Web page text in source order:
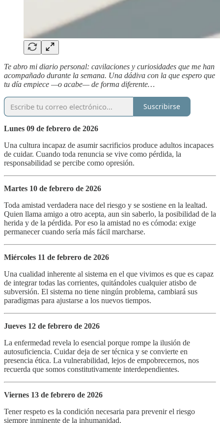
Te abro mi diario personal: cavilaciones y curiosidades que me han
acompañado durante la semana. Una dádiva con la que espero que
tu día empiece —o acabe— de forma diferente…
Suscribirse
Lunes 09 de febrero de 2026
Una cultura incapaz de asumir sacrificios produce adultos incapaces
de cuidar. Cuando toda renuncia se vive como pérdida, la
responsabilidad se percibe como opresión.
Martes 10 de febrero de 2026
Toda amistad verdadera nace del riesgo y se sostiene en la lealtad.
Quien llama amigo a otro acepta, aun sin saberlo, la posibilidad de la
herida y de la pérdida. Por eso la amistad no es cómoda: exige
permanecer cuando sería más fácil marcharse.
Miércoles 11 de febrero de 2026
Una cualidad inherente al sistema en el que vivimos es que es capaz
de integrar todas las corrientes, quitándoles cualquier atisbo de
subversión. El sistema no tiene ningún problema, cambiará sus
paradigmas para ajustarse a los nuevos tiempos.
Jueves 12 de febrero de 2026
La enfermedad revela lo esencial porque rompe la ilusión de
autosuficiencia. Cuidar deja de ser técnica y se convierte en
presencia ética. La vulnerabilidad, lejos de empobrecernos, nos
recuerda que somos constitutivamente interdependientes.
Viernes 13 de febrero de 2026
Tener respeto es la condición necesaria para prevenir el riesgo
siempre inminente de la inhumanidad.